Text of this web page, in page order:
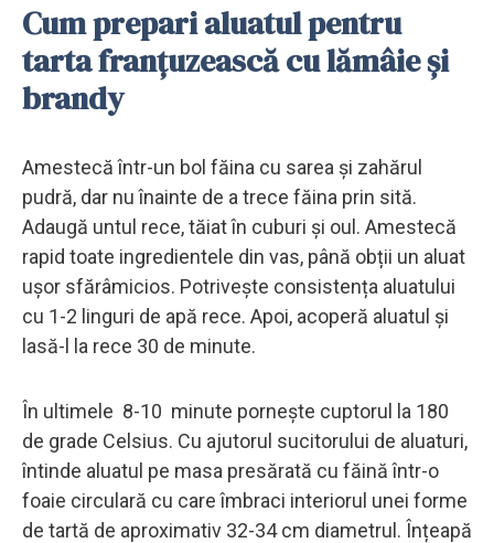
Cum prepari aluatul pentru
tarta franțuzească cu lămâie și
brandy
Amestecă într-un bol făina cu sarea și zahărul
pudră, dar nu înainte de a trece făina prin sită.
Adaugă untul rece, tăiat în cuburi și oul. Amestecă
rapid toate ingredientele din vas, până obții un aluat
ușor sfărâmicios. Potrivește consistența aluatului
cu 1-2 linguri de apă rece. Apoi, acoperă aluatul și
lasă-l la rece 30 de minute.
În ultimele 8-10 minute pornește cuptorul la 180
de grade Celsius. Cu ajutorul sucitorului de aluaturi,
întinde aluatul pe masa presărată cu făină într-o
foaie circulară cu care îmbraci interiorul unei forme
de tartă de aproximativ 32-34 cm diametrul. Înțeapă